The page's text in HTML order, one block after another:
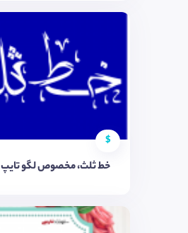
$
خط ثلث، مخصوص لگو تایپ